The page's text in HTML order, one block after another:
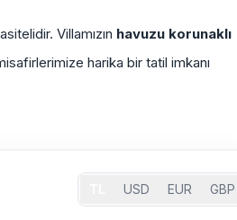
Villamızın havuzu korunaklı
harika bir tatil imkanı
USD EUR GBP